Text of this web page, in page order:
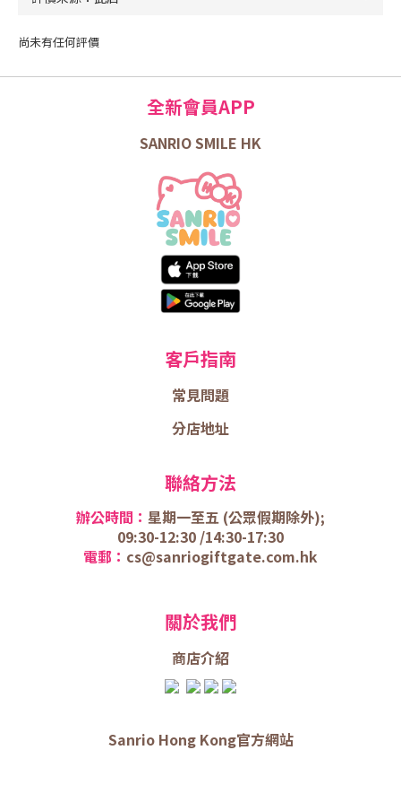
尚未有任何評價
全新會員APP
SANRIO SMILE HK
客戶指南
常見問題
分店地址
聯絡方法
辦公時間： 星期一至五 (公眾假期除外);
09:30-12:30 /14:30-17:30
電郵： cs@sanriogiftgate.com.hk
關於我們
商店介紹
Sanrio Hong Kong官方網站